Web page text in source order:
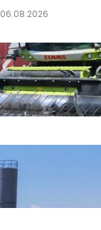
06.08.2026